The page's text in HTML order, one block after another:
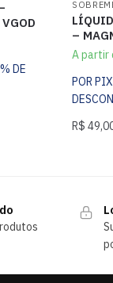
DE
–
A partir
POR
R$